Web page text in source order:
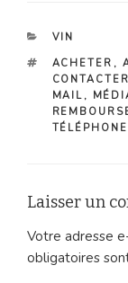
CATÉGORIES
VIN
ACHETER ,
CONTACTER
MAIL ,
TÉLÉPHONE
Laisser un
Votre adresse
obligatoires